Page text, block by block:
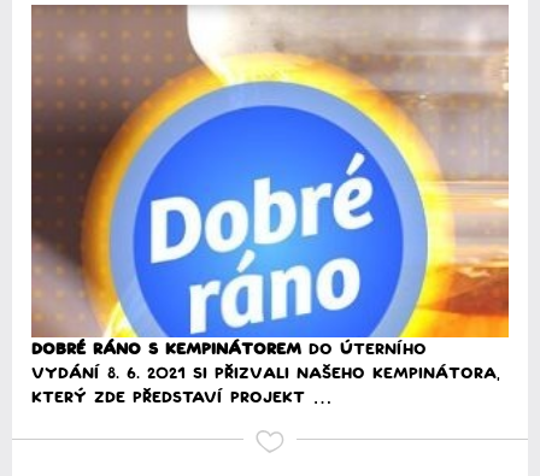
Dobré ráno s KEMPINÁTOREM Do úterního
vydání 8. 6. 2021 si přizvali našeho KEMPINÁTORA,
který zde představí projekt …
Přečíst